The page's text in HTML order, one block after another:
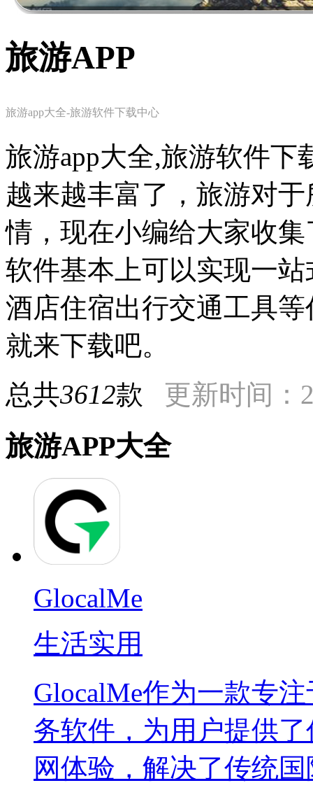
旅游APP
旅游app大全-旅游软件下载中心
旅游app大全,旅游软件
越来越丰富了，旅游对
情，现在小编给大家收
软件基本上可以实现一
酒店住宿出行交通工具
就来下载吧。
总共3612款 更新时间：
旅游APP大全
GlocalMe
生活实用
GlocalMe作为一款专
务软件，为用户提供
网体验，解决了传统